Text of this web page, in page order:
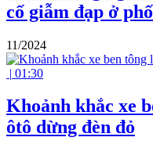
cố giẫm đạp ở
11/2024
| 01:30
Khoảnh khắc xe
ôtô dừng đèn đỏ